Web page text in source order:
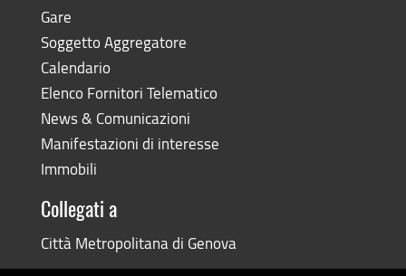
Gare
Soggetto Aggregatore
Calendario
Elenco Fornitori Telematico
News & Comunicazioni
Manifestazioni di interesse
Immobili
Collegati a
Città Metropolitana di Genova